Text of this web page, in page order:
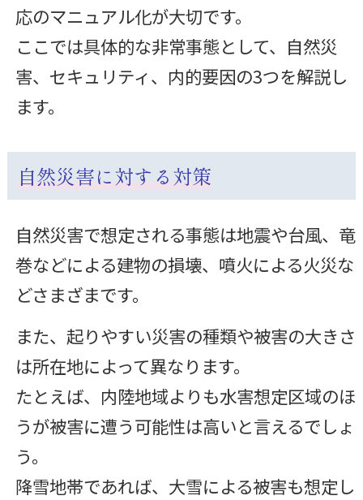
応のマニュアル化が大切です。
ここでは具体的な非常事態として、自然災
害、セキュリティ、内的要因の3つを解説し
ます。
自然災害に対する対策
自然災害で想定される事態は地震や台風、竜
巻などによる建物の損壊、噴火による火災な
どさまざまです。
また、起りやすい災害の種類や被害の大きさ
は所在地によって異なります。
たとえば、内陸地域よりも水害想定区域のほ
うが被害に遭う可能性は高いと言えるでしょ
う。
降雪地帯であれば、大雪による被害も想定し